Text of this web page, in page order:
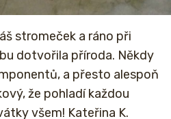
stromeček a ráno při
dotvořila příroda. Někdy
a přesto alespoň
že pohladí každou
všem! Kateřina K.